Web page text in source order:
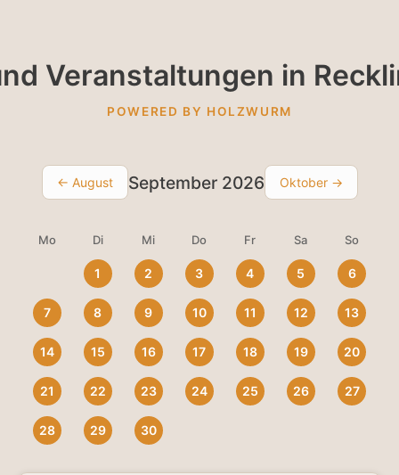
Veranstaltungen in
POWERED BY HOLZWURM
← August September 2026 Oktober →
Mo Di Mi Do Fr Sa So
1 2 3 4 5 6
7 8 9 10 11 12 13
14 15 16 17 18 19 20
21 22 23 24 25 26 27
28 29 30